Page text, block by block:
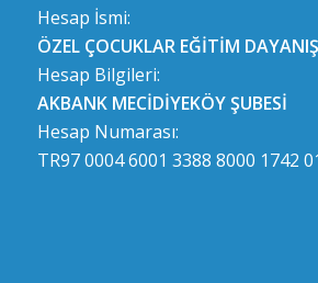
Hesap İsmi:
ÖZEL ÇOCUKLAR EĞİTİM
Hesap Bilgileri:
AKBANK MECİDİYEKÖY ŞUBESİ
Hesap Numarası:
TR97 0004 6001 3388 8000 1742